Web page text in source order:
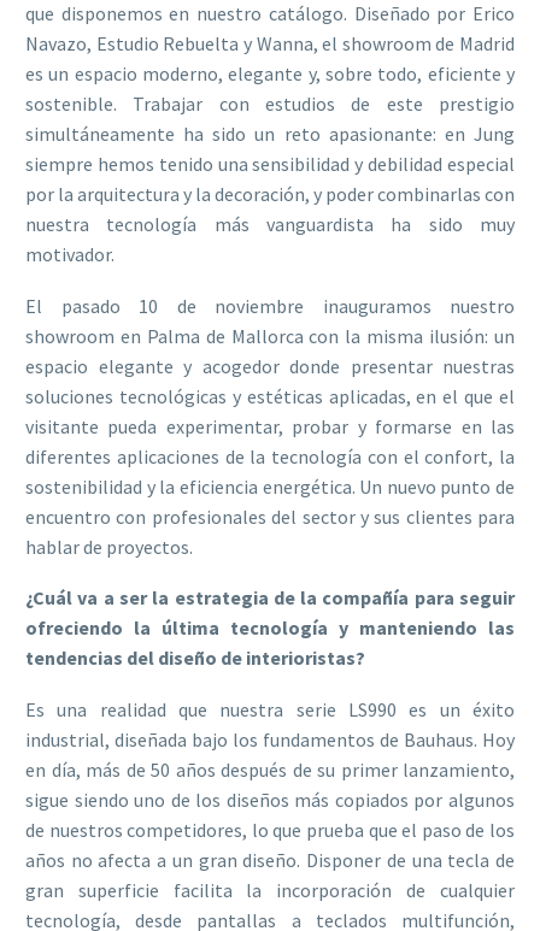
que disponemos en nuestro catálogo. Diseñado por Erico
Navazo, Estudio Rebuelta y Wanna, el showroom de Madrid
es un espacio moderno, elegante y, sobre todo, eficiente y
sostenible. Trabajar con estudios de este prestigio
simultáneamente ha sido un reto apasionante: en Jung
siempre hemos tenido una sensibilidad y debilidad especial
por la arquitectura y la decoración, y poder combinarlas con
nuestra tecnología más vanguardista ha sido muy
motivador.
El pasado 10 de noviembre inauguramos nuestro
showroom en Palma de Mallorca con la misma ilusión: un
espacio elegante y acogedor donde presentar nuestras
soluciones tecnológicas y estéticas aplicadas, en el que el
visitante pueda experimentar, probar y formarse en las
diferentes aplicaciones de la tecnología con el confort, la
sostenibilidad y la eficiencia energética. Un nuevo punto de
encuentro con profesionales del sector y sus clientes para
hablar de proyectos.
¿Cuál va a ser la estrategia de la compañía para seguir
ofreciendo la última tecnología y manteniendo las
tendencias del diseño de interioristas?
Es una realidad que nuestra serie LS990 es un éxito
industrial, diseñada bajo los fundamentos de Bauhaus. Hoy
en día, más de 50 años después de su primer lanzamiento,
sigue siendo uno de los diseños más copiados por algunos
de nuestros competidores, lo que prueba que el paso de los
años no afecta a un gran diseño. Disponer de una tecla de
gran superficie facilita la incorporación de cualquier
tecnología, desde pantallas a teclados multifunción,